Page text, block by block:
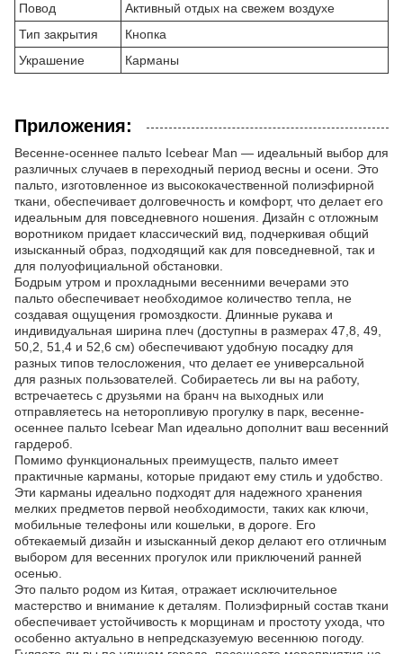
Повод
Активный отдых на свежем воздухе
Тип закрытия
Кнопка
Украшение
Карманы
Приложения:
Весенне-осеннее пальто Icebear Man — идеальный выбор для
различных случаев в переходный период весны и осени. Это
пальто, изготовленное из высококачественной полиэфирной
ткани, обеспечивает долговечность и комфорт, что делает его
идеальным для повседневного ношения. Дизайн с отложным
воротником придает классический вид, подчеркивая общий
изысканный образ, подходящий как для повседневной, так и
для полуофициальной обстановки.
Бодрым утром и прохладными весенними вечерами это
пальто обеспечивает необходимое количество тепла, не
создавая ощущения громоздкости. Длинные рукава и
индивидуальная ширина плеч (доступны в размерах 47,8, 49,
50,2, 51,4 и 52,6 см) обеспечивают удобную посадку для
разных типов телосложения, что делает ее универсальной
для разных пользователей. Собираетесь ли вы на работу,
встречаетесь с друзьями на бранч на выходных или
отправляетесь на неторопливую прогулку в парк, весенне-
осеннее пальто Icebear Man идеально дополнит ваш весенний
гардероб.
Помимо функциональных преимуществ, пальто имеет
практичные карманы, которые придают ему стиль и удобство.
Эти карманы идеально подходят для надежного хранения
мелких предметов первой необходимости, таких как ключи,
мобильные телефоны или кошельки, в дороге. Его
обтекаемый дизайн и изысканный декор делают его отличным
выбором для весенних прогулок или приключений ранней
осенью.
Это пальто родом из Китая, отражает исключительное
мастерство и внимание к деталям. Полиэфирный состав ткани
обеспечивает устойчивость к морщинам и простоту ухода, что
особенно актуально в непредсказуемую весеннюю погоду.